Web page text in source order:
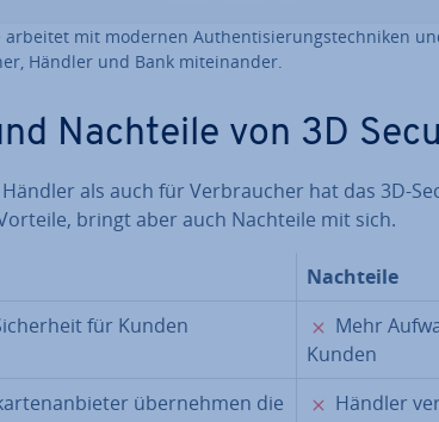
arbeitet mit modernen Au­then­ti­sie­rungs­tech­ni­ken
Händler und Bank mit­ein­an­der.
Nachteile von 3D
als auch für Ver­brau­cher hat das 3D-
bringt aber auch Nachteile mit sich.
Nachteile
für Kunden ✗
Mehr
Kunden
über­neh­men die
✗
Händler